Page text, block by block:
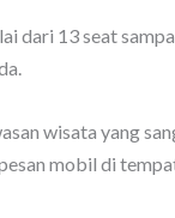
dari 13 seat
wisata yang
mobil di